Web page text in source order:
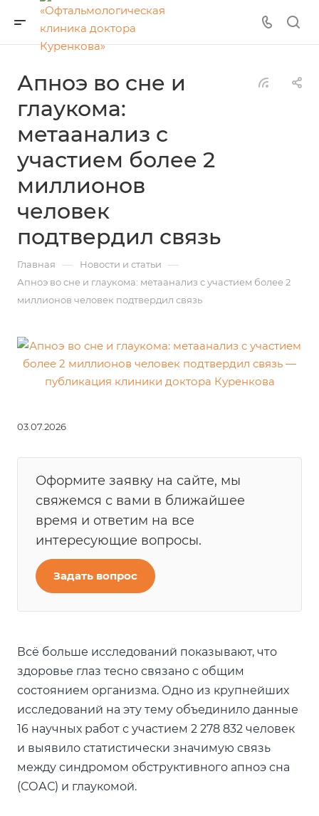
Апноэ во сне и
глаукома:
метаанализ с
участием более 2
миллионов
человек
подтвердил связь
Главная — Новости и статьи —
Апноэ во сне и глаукома: метаанализ с участием более 2
миллионов человек подтвердил связь
03.07.2026
Оформите заявку на сайте, мы
свяжемся с вами в ближайшее
время и ответим на все
интересующие вопросы.
Задать вопрос
Всё больше исследований показывают, что
здоровье глаз тесно связано с общим
состоянием организма. Одно из крупнейших
исследований на эту тему объединило данные
16 научных работ с участием 2 278 832 человек
и выявило статистически значимую связь
между синдромом обструктивного апноэ сна
(СОАС) и глаукомой.